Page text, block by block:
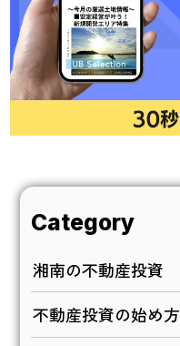
Category
湘南の不動産投資
不動産投資の始め方